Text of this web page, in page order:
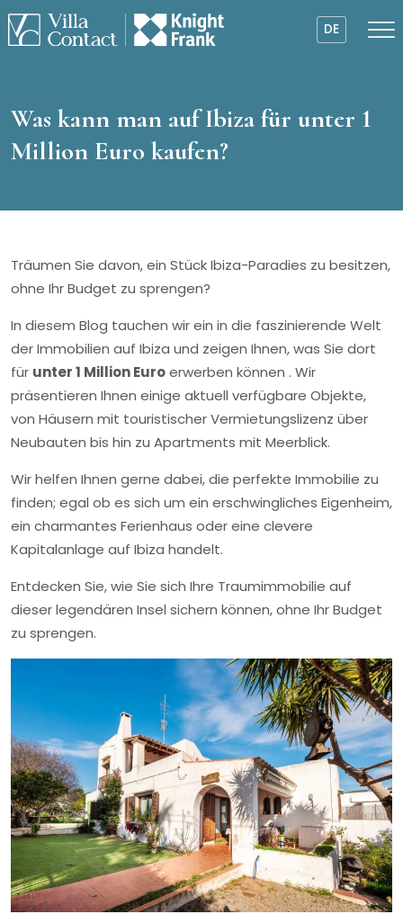
DE
Was kann man auf Ibiza für unter 1
Million Euro kaufen?
Träumen Sie davon, ein Stück Ibiza-Paradies zu besitzen,
ohne Ihr Budget zu sprengen?
In diesem Blog tauchen wir ein in die faszinierende Welt
der Immobilien auf Ibiza und zeigen Ihnen, was Sie dort
für unter 1 Million Euroerwerben können . Wir
präsentieren Ihnen einige aktuell verfügbare Objekte,
von Häusern mit touristischer Vermietungslizenz über
Neubauten bis hin zu Apartments mit Meerblick.
Wir helfen Ihnen gerne dabei, die perfekte Immobilie zu
finden; egal ob es sich um ein erschwingliches Eigenheim,
ein charmantes Ferienhaus oder eine clevere
Kapitalanlage auf Ibiza handelt.
Entdecken Sie, wie Sie sich Ihre Traumimmobilie auf
dieser legendären Insel sichern können, ohne Ihr Budget
zu sprengen.